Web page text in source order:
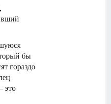
бы
гораздо
это